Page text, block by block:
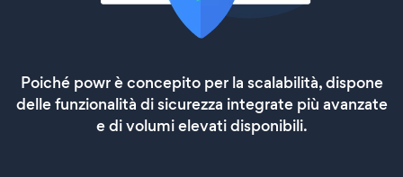
Poiché powr è concepito per la scalabilità, dispone
delle funzionalità di sicurezza integrate più avanzate
e di volumi elevati disponibili.